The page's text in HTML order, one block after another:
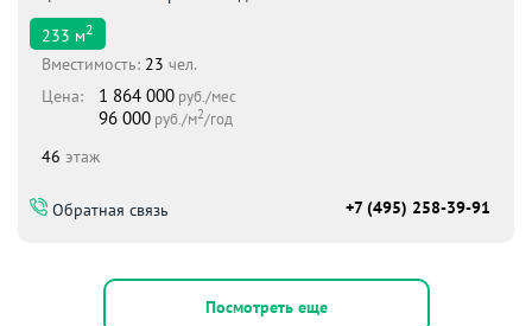
233 м2
Вместимоcть: 23 чел.
Цена:
1 864 000 руб./мес
96 000 руб./м2/год
46 этаж
Обратная связь +7 (495) 258-39-91
Посмотреть еще